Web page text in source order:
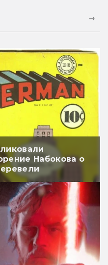
Набокова о